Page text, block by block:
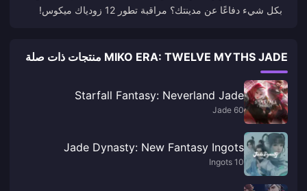
بكل شيء دفاعًا عن مدينتك؟ مراقبة تطور 12 زودياك ميكوس!
MIKO ERA: TWELVE MYTHS JADE منتجات ذات صلة
Starfall Fantasy: Neverland Jade
60 Jade
Jade Dynasty: New Fantasy Ingots
10 Ingots